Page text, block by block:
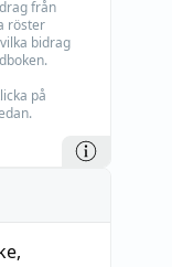
från
röster
bidrag
på
,